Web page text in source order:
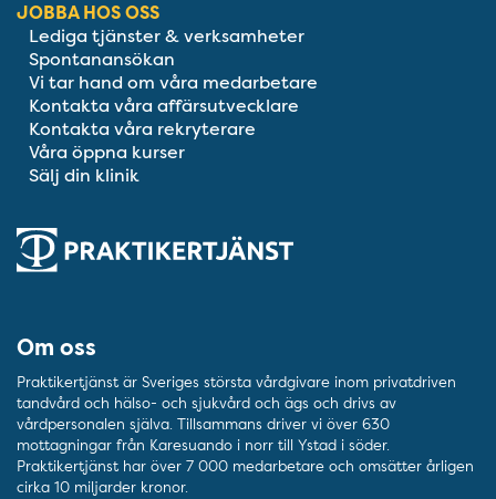
JOBBA HOS OSS
Lediga tjänster & verksamheter
Spontanansökan
Vi tar hand om våra medarbetare
Kontakta våra affärsutvecklare
Kontakta våra rekryterare
Våra öppna kurser
Sälj din klinik
Om oss
Praktikertjänst är Sveriges största vårdgivare inom privatdriven
tandvård och hälso- och sjukvård och ägs och drivs av
vårdpersonalen själva. Tillsammans driver vi över 630
mottagningar från Karesuando i norr till Ystad i söder.
Praktikertjänst har över 7 000 medarbetare och omsätter årligen
cirka 10 miljarder kronor.